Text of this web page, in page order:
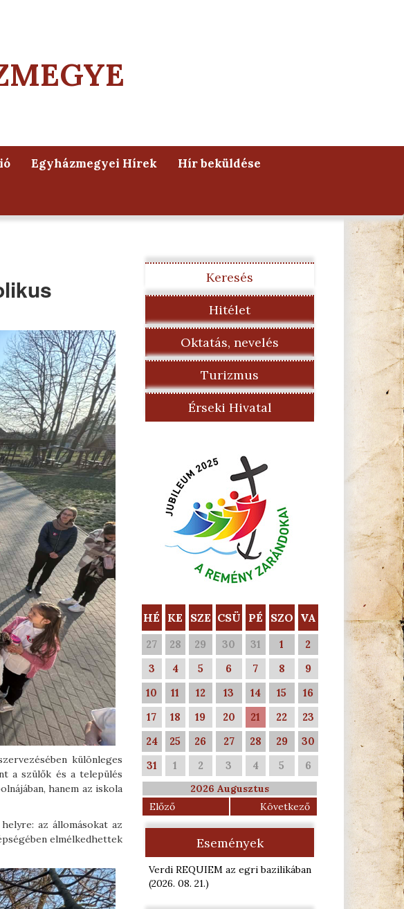
Egyházmegyei Hírek Hír beküldése
különleges
a szülők és a település
hanem az iskola
az állomásokat az
elmélkedhettek
Keresés
Hitélet
Oktatás, nevelés
Turizmus
Érseki Hivatal
HÉ KE SZE CSÜ PÉ SZO VA
27 28 29 30 31 1
2
3
4 5 6 7 8
9
10
11 12 13 14 15
16
17
18 19 20 21 22
23
24
25 26 27 28 29
30
31
1 2 3 4 5 6
2026 Augusztus
Előző
Következő
Események
Verdi REQUIEM az egri bazilikában
(2026. 08. 21.)